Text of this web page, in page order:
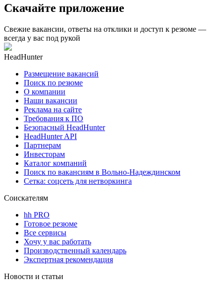
Скачайте приложение
Свежие вакансии, ответы на отклики и доступ к резюме —
всегда у вас под рукой
HeadHunter
Размещение вакансий
Поиск по резюме
О компании
Наши вакансии
Реклама на сайте
Требования к ПО
Безопасный HeadHunter
HeadHunter API
Партнерам
Инвесторам
Каталог компаний
Поиск по вакансиям в Вольно-Надеждинском
Сетка: соцсеть для нетворкинга
Соискателям
hh PRO
Готовое резюме
Все сервисы
Хочу у вас работать
Производственный календарь
Экспертная рекомендация
Новости и статьи